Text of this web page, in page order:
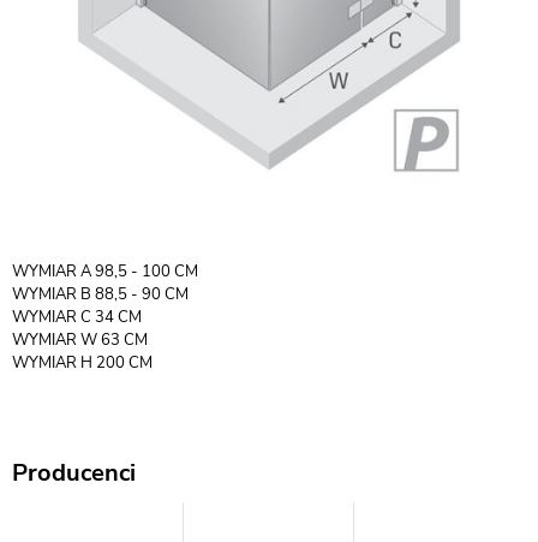
WYMIAR A 98,5 - 100 CM
WYMIAR B 88,5 - 90 CM
WYMIAR C 34 CM
WYMIAR W 63 CM
WYMIAR H 200 CM
Producenci